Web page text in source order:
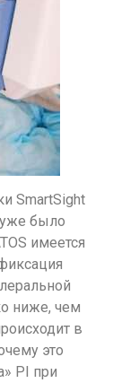
SmartSight
было
имеется
ниже, чем
в
это
PI при